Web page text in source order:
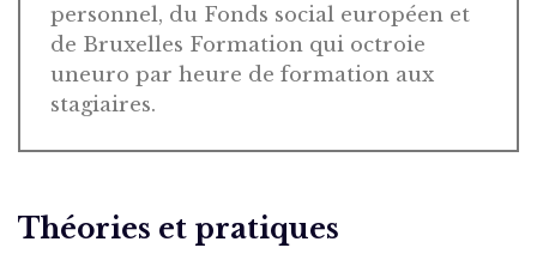
personnel, du Fonds social européen et
de Bruxelles Formation qui octroie
uneuro par heure de formation aux
stagiaires.
Théories et pratiques